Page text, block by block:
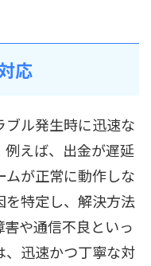
応
ル発生時に迅速な
えば、出金が遅延
ムが正常に動作しな
を特定し、解決方法
や通信不良といっ
、迅速かつ丁寧な対